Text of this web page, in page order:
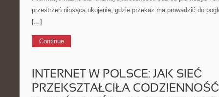
przestrzeń niosąca ukojenie, gdzie przekaz ma prowadzić do
[…]
Continue
INTERNET W POLSCE: JAK SIEĆ
PRZEKSZTAŁCIŁA